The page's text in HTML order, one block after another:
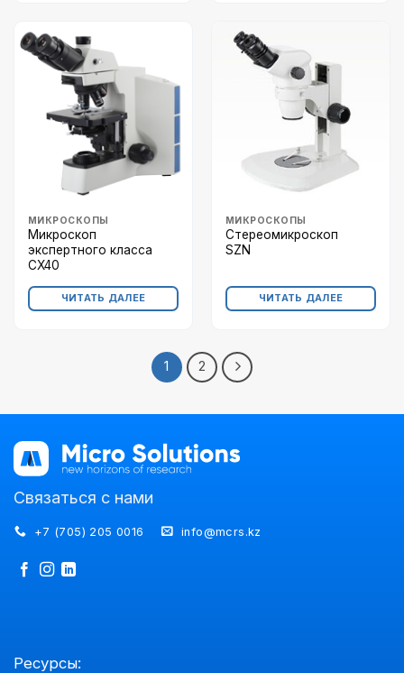
МИКРОСКОПЫ
Микроскоп
экспертного класса
CX40
ЧИТАТЬ ДАЛЕЕ
МИКРОСКОПЫ
Стереомикроскоп
SZN
ЧИТАТЬ ДАЛЕЕ
1 2
Связаться с нами
+7 (705) 205 0016 info@mcrs.kz
Ресурсы: